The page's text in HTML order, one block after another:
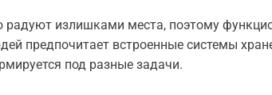
радуют излишками места, поэтому
предпочитает встроенные системы
под разные задачи.